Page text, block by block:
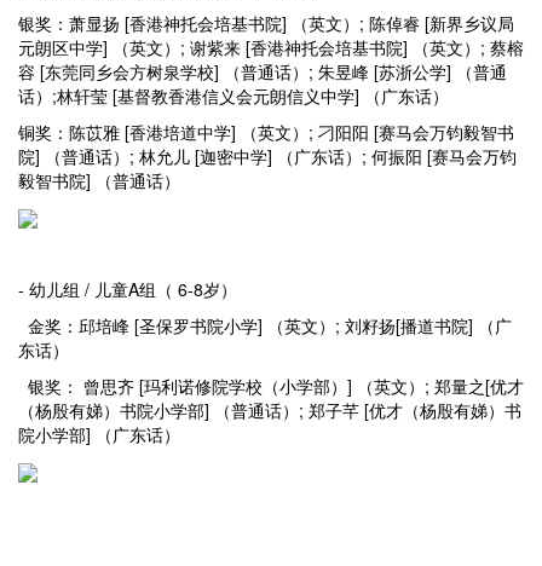
银奖：萧显扬 [香港神托会培基书院] （英文）; 陈倬睿 [新界乡议局
元朗区中学] （英文）; 谢紫来 [香港神托会培基书院] （英文）; 蔡榕
容 [东莞同乡会方树泉学校] （普通话）; 朱昱峰 [苏浙公学] （普通
话）;林轩莹 [基督教香港信义会元朗信义中学] （广东话）
铜奖：陈苡雅 [香港培道中学] （英文）; 刁阳阳 [赛马会万钧毅智书
院] （普通话）; 林允儿 [迦密中学] （广东话）; 何振阳 [赛马会万钧
毅智书院] （普通话）
- 幼儿组 / 儿童A组（ 6-8岁）
金奖：邱培峰 [圣保罗书院小学] （英文）; 刘籽扬[播道书院] （广
东话）
银奖： 曾思齐 [玛利诺修院学校（小学部）] （英文）; 郑量之[优才
（杨殷有娣）书院小学部] （普通话）; 郑子芊 [优才（杨殷有娣）书
院小学部] （广东话）